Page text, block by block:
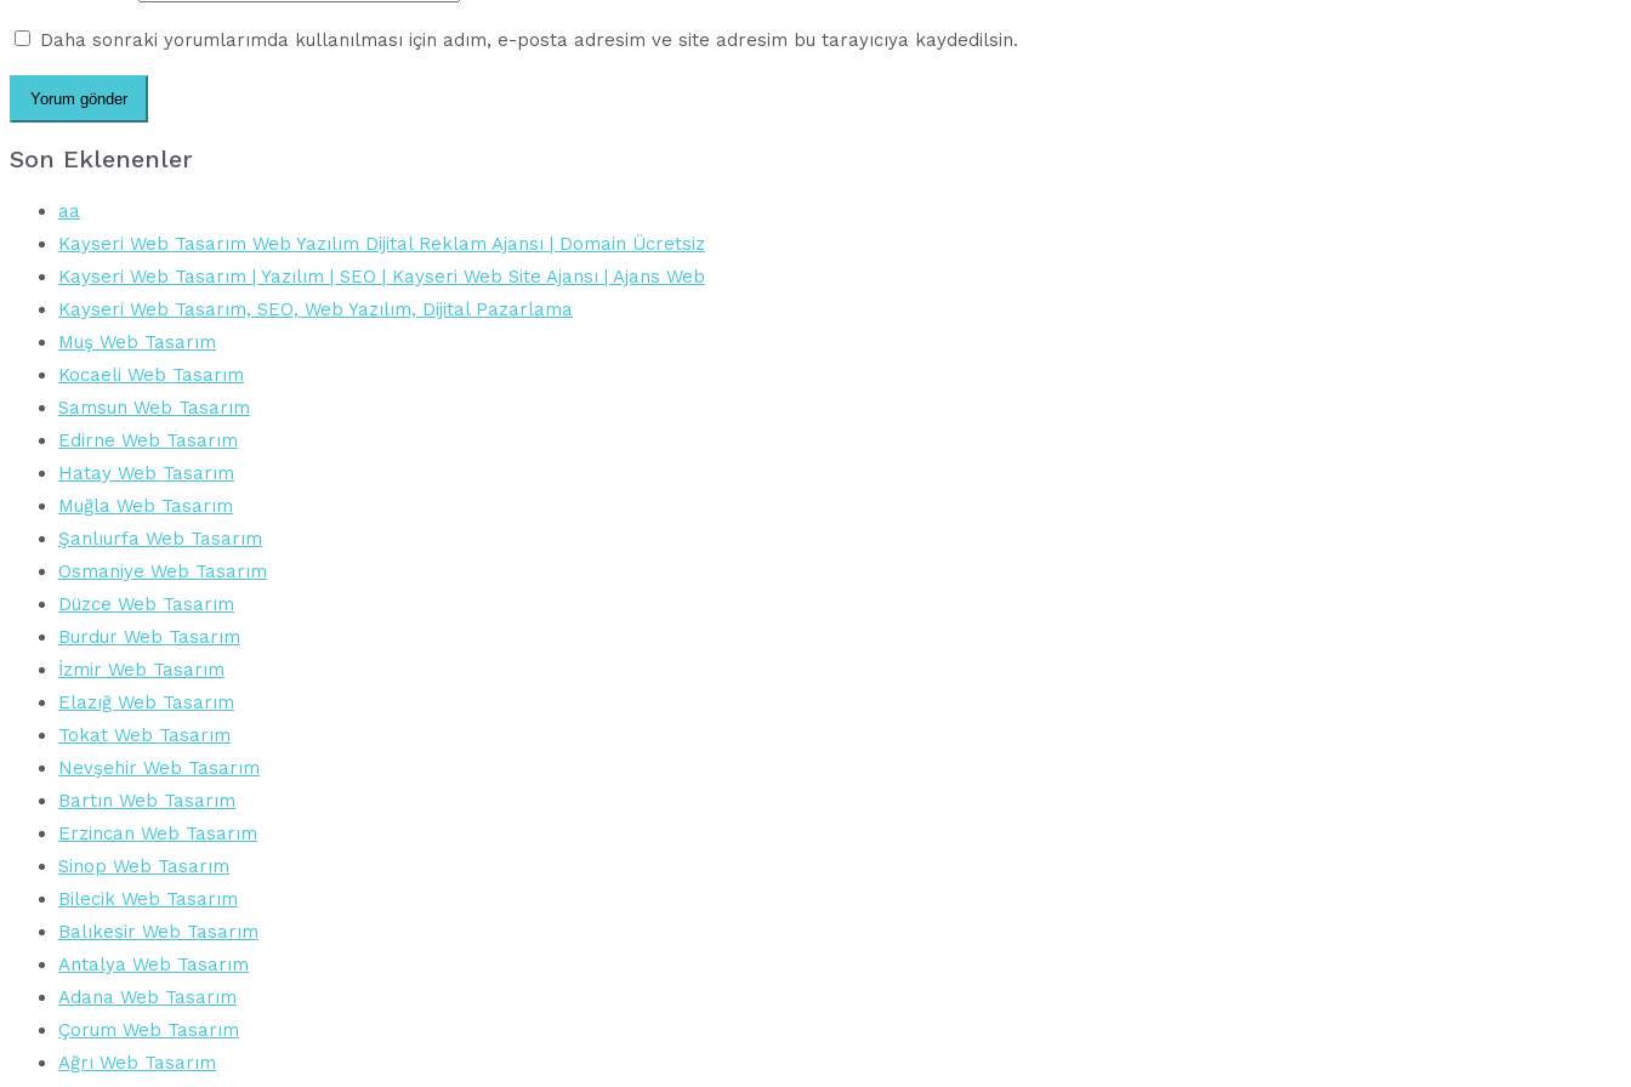
Daha sonraki yorumlarımda kullanılması için adım, e-posta adresim ve site adresim bu tarayıcıya kaydedilsin.
Son Eklenenler
aa
Kayseri Web Tasarım Web Yazılım Dijital Reklam Ajansı | Domain Ücretsiz
Kayseri Web Tasarım | Yazılım | SEO | Kayseri Web Site Ajansı | Ajans Web
Kayseri Web Tasarım, SEO, Web Yazılım, Dijital Pazarlama
Muş Web Tasarım
Kocaeli Web Tasarım
Samsun Web Tasarım
Edirne Web Tasarım
Hatay Web Tasarım
Muğla Web Tasarım
Şanlıurfa Web Tasarım
Osmaniye Web Tasarım
Düzce Web Tasarım
Burdur Web Tasarım
İzmir Web Tasarım
Elazığ Web Tasarım
Tokat Web Tasarım
Nevşehir Web Tasarım
Bartın Web Tasarım
Erzincan Web Tasarım
Sinop Web Tasarım
Bilecik Web Tasarım
Balıkesir Web Tasarım
Antalya Web Tasarım
Adana Web Tasarım
Çorum Web Tasarım
Ağrı Web Tasarım